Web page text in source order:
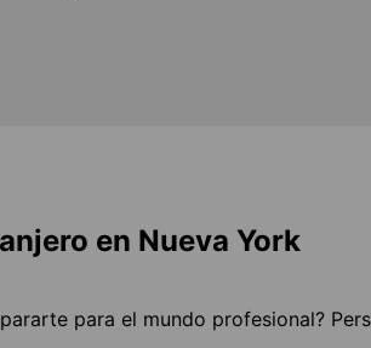
en Nueva York
para el mundo profesional?